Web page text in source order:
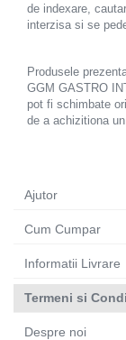
de indexare,
interzisa si se
Produsele
GGM GASTRO
pot fi schimbate
de a achizitiona
Ajutor
Cum Cumpar
Informatii Livrare
Termeni si
Despre noi